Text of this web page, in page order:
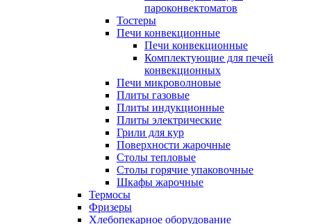
пароконвектоматов
Тостеры
Печи конвекционные
Печи конвекционные
Комплектующие для печей
конвекционных
Печи микроволновые
Плиты газовые
Плиты индукционные
Плиты электрические
Грили для кур
Поверхности жарочные
Столы тепловые
Столы горячие упаковочные
Шкафы жарочные
Термосы
Фризеры
Хлебопекарное оборудование